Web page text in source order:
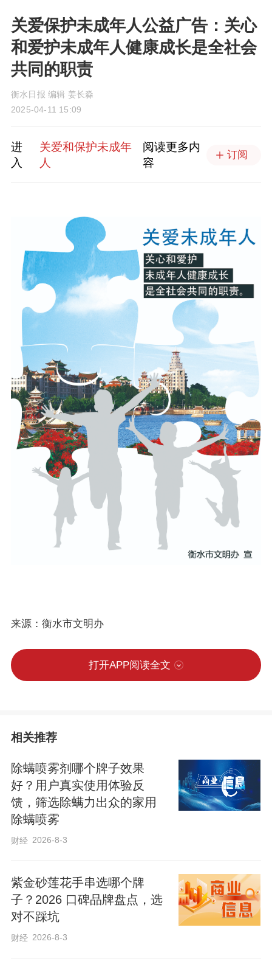
关爱保护未成年人公益广告：关心
和爱护未成年人健康成长是全社会
共同的职责
衡水日报 编辑 姜长淼
2025-04-11 15:09
进
入
关爱和保护未成年
人
阅读更多内
容
订阅
来源：衡水市文明办
打开APP阅读全文
相关推荐
除螨喷雾剂哪个牌子效果
好？用户真实使用体验反
馈，筛选除螨力出众的家用
除螨喷雾
财经 2026-8-3
紫金砂莲花手串选哪个牌
子？2026 口碑品牌盘点，选
对不踩坑
财经 2026-8-3